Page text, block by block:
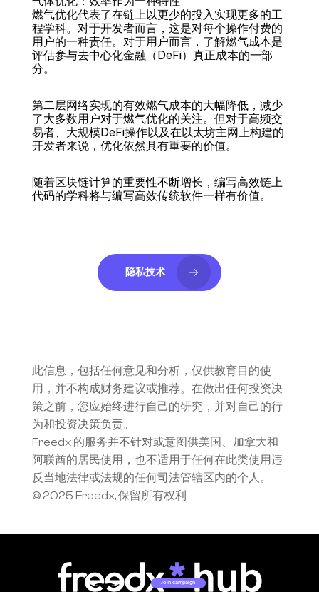
燃气优化代表了在链上以更少的投入实现更多的工
程学科。对于开发者而言，这是对每个操作付费的
用户的一种责任。对于用户而言，了解燃气成本是
评估参与去中心化金融（DeFi）真正成本的一部
分。
第二层网络实现的有效燃气成本的大幅降低，减少
了大多数用户对于燃气优化的关注。但对于高频交
易者、大规模DeFi操作以及在以太坊主网上构建的
开发者来说，优化依然具有重要的价值。
随着区块链计算的重要性不断增长，编写高效链上
代码的学科将与编写高效传统软件一样有价值。
隐私技术
此信息，包括任何意见和分析，仅供教育目的使
用，并不构成财务建议或推荐。在做出任何投资决
策之前，您应始终进行自己的研究，并对自己的行
为和投资决策负责。
Freedx 的服务并不针对或意图供美国、加拿大和
阿联酋的居民使用，也不适用于任何在此类使用违
反当地法律或法规的任何司法管辖区内的个人。
© 2025 Freedx, 保留所有权利
Join campaign